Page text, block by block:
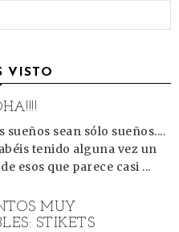
VISTO
sueños sean sólo sueños....
tenido alguna vez un
esos que parece casi ...
MUY
STIKETS